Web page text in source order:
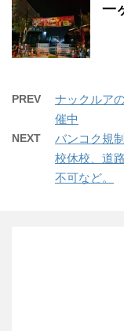
一
PREV
ナックルア
催中
NEXT
バンコク規
校休校、道
不可など。